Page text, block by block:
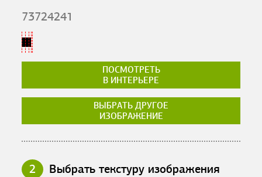
73724241
ПОСМОТРЕТЬ
В ИНТЕРЬЕРЕ
ВЫБРАТЬ ДРУГОЕ
ИЗОБРАЖЕНИЕ
2 Выбрать текстуру изображения